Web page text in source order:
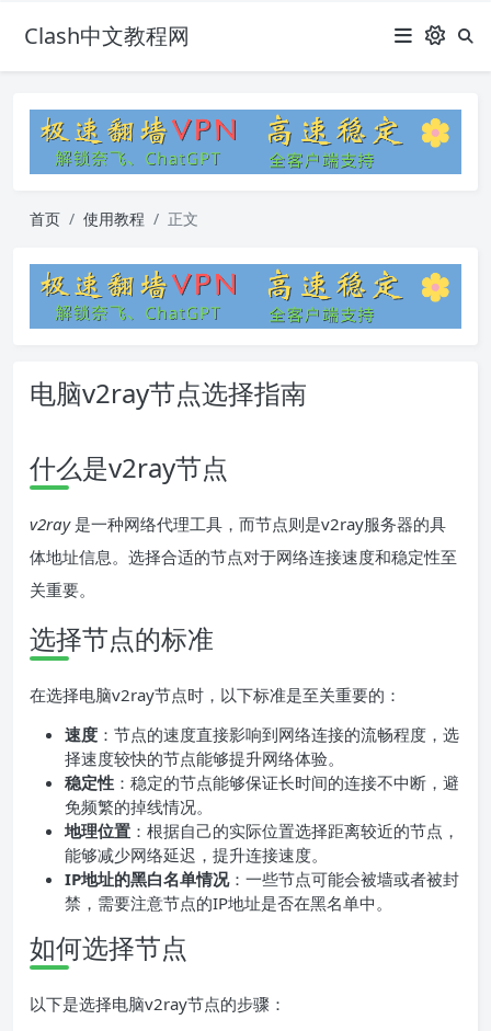
Clash中文教程网
首页 使用教程 正文
电脑v2ray节点选择指南
什么是v2ray节点
v2ray是一种网络代理工具，而节点则是v2ray服务器的具
体地址信息。选择合适的节点对于网络连接速度和稳定性至
关重要。
选择节点的标准
在选择电脑v2ray节点时，以下标准是至关重要的：
速度 ：节点的速度直接影响到网络连接的流畅程度，选
择速度较快的节点能够提升网络体验。
稳定性 ：稳定的节点能够保证长时间的连接不中断，避
免频繁的掉线情况。
地理位置 ：根据自己的实际位置选择距离较近的节点，
能够减少网络延迟，提升连接速度。
IP地址的黑白名单情况：一些节点可能会被墙或者被封
禁，需要注意节点的IP地址是否在黑名单中。
如何选择节点
以下是选择电脑v2ray节点的步骤：